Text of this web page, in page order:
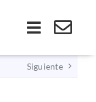
Toggle
Siguiente